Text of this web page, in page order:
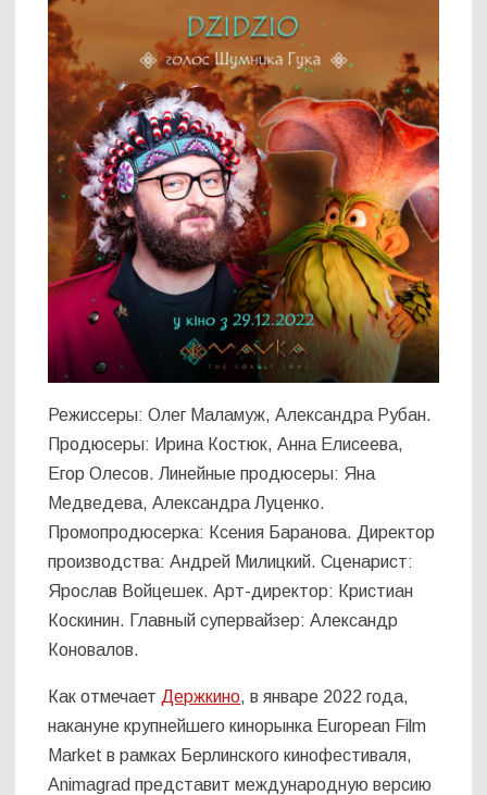
Режиссеры: Олег Маламуж, Александра Рубан.
Продюсеры: Ирина Костюк, Анна Елисеева,
Егор Олесов. Линейные продюсеры: Яна
Медведева, Александра Луценко.
Промопродюсерка: Ксения Баранова. Директор
производства: Андрей Милицкий. Сценарист:
Ярослав Войцешек. Арт-директор: Кристиан
Коскинин. Главный супервайзер: Александр
Коновалов.
Как отмечает Держкино, в январе 2022 года,
накануне крупнейшего кинорынка European Film
Market в рамках Берлинского кинофестиваля,
Animagrad представит международную версию